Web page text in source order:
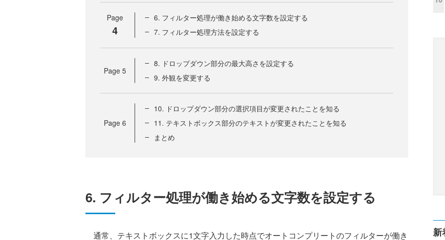
Page
4
6. フィルター処理が働き始める文字数を設定する
7. フィルター処理方法を設定する
Page 5
8. ドロップダウン部分の最大高さを設定する
9. 外観を変更する
Page 6
10. ドロップダウン部分の選択項目が変更されたことを知る
11. テキストボックス部分のテキストが変更されたことを知る
まとめ
6. フィルター処理が働き始める文字数を設定する
通常、テキストボックスに1文字入力した時点でオートコンプリートのフィルターが働き
新